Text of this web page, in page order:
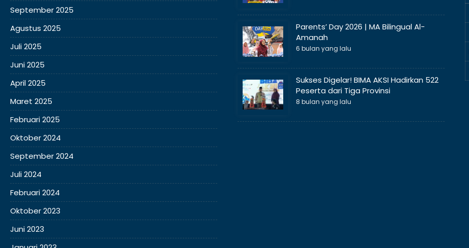
September 2025
Agustus 2025
Juli 2025
Juni 2025
April 2025
Maret 2025
Februari 2025
Oktober 2024
September 2024
Juli 2024
Februari 2024
Oktober 2023
Juni 2023
Parents’ Day 2026 | MA Bilingual Al-
Amanah
6 bulan yang lalu
Sukses Digelar! BIMA AKSI Hadirkan 522
Peserta dari Tiga Provinsi
8 bulan yang lalu